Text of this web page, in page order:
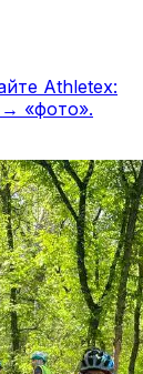
Athletex:
→ «фото».